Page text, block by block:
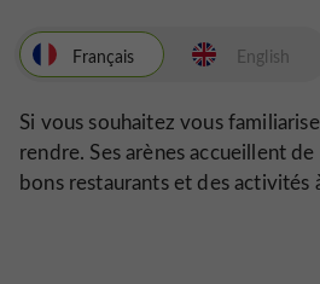
Français
Si vous souhaitez vous
rendre. Ses arènes accueillent
bons restaurants et des activités
English